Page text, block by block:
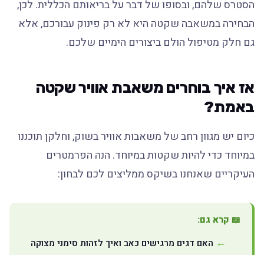
הסטרס שלהם, ובסופו של דבר על בריאותם הכללית. לכן,
הבחירה במשאבה שקטה היא לא רק פינוק עבורכם, אלא
גם חלק מטיפול הולם ביצורים הימיים שלכם.
אז איך בוחרים משאבת אוויר שקטה
באמת?
כיום יש מגוון רחב של משאבות אוויר בשוק, וחלקן תוכננו
במיוחד כדי להיות שקטות במיוחד. הנה הפרמטרים
העיקריים שאנחנו בשיקס ממליצים לכם לבחון:
📖 קרא גם:
האם דגים מרגישים כאב ואיך לזהות סימני מצוקה